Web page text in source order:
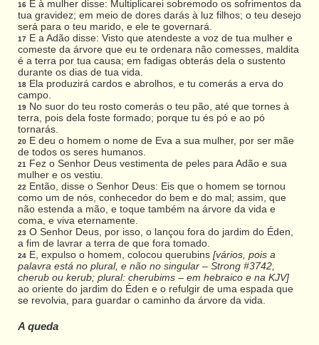
16 E à mulher disse: Multiplicarei sobremodo os sofrimentos da
tua gravidez; em meio de dores darás à luz filhos; o teu desejo
será para o teu marido, e ele te governará.
17 E a Adão disse: Visto que atendeste a voz de tua mulher e
comeste da árvore que eu te ordenara não comesses, maldita
é a terra por tua causa; em fadigas obterás dela o sustento
durante os dias de tua vida.
18 Ela produzirá cardos e abrolhos, e tu comerás a erva do
campo.
19 No suor do teu rosto comerás o teu pão, até que tornes à
terra, pois dela foste formado; porque tu és pó e ao pó
tornarás.
20 E deu o homem o nome de Eva a sua mulher, por ser mãe
de todos os seres humanos.
21
Fez o Senhor Deus vestimenta de peles para Adão e sua
mulher e os vestiu.
22 Então, disse o Senhor Deus: Eis que o homem se tornou
como um de nós, conhecedor do bem e do mal; assim, que
não estenda a mão, e toque também na árvore da vida e
coma, e viva eternamente.
23 O Senhor Deus, por isso, o lançou fora do jardim do Éden,
a fim de lavrar a terra de que fora tomado.
24 E, expulso o homem, colocou querubins [vários, pois a
palavra está no plural, e não no singular – Strong #3742,
cherub ou kerub; plural: cherubims – em hebraico e na KJV]
ao oriente do jardim do Éden e o refulgir de uma espada que
se revolvia, para guardar o caminho da árvore da vida.
A queda